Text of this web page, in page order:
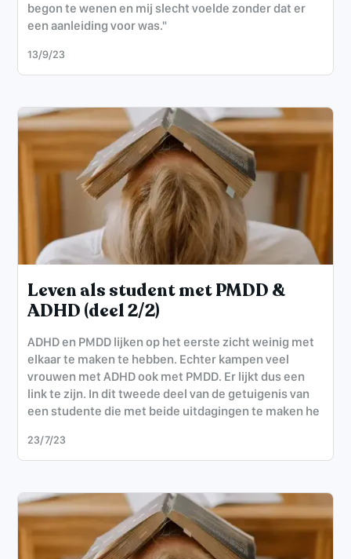
begon te wenen en mij slecht voelde zonder dat er
een aanleiding voor was."
13/9/23
Leven als student met PMDD &
ADHD (deel 2/2)
ADHD en PMDD lijken op het eerste zicht weinig met
elkaar te maken te hebben. Echter kampen veel
vrouwen met ADHD ook met PMDD. Er lijkt dus een
link te zijn. In dit tweede deel van de getuigenis van
een studente die met beide uitdagingen te maken he
23/7/23